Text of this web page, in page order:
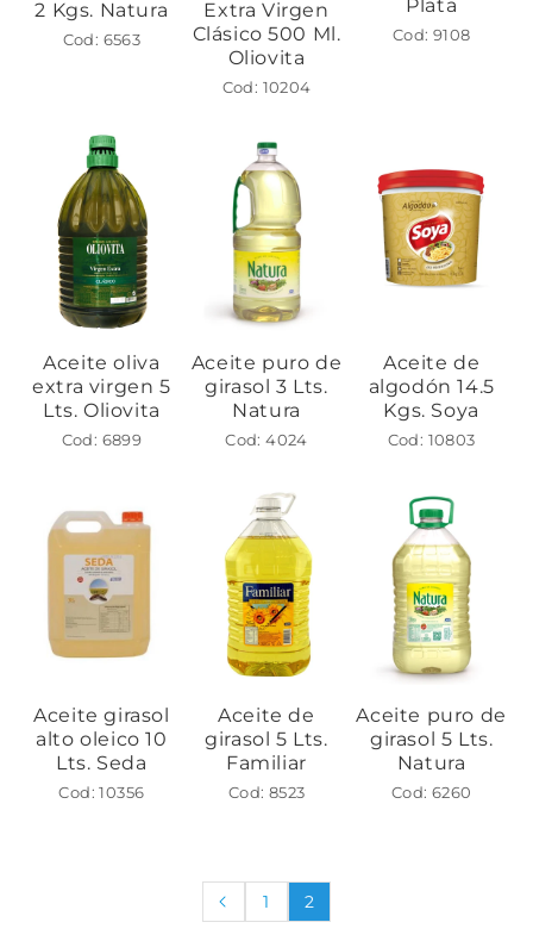
2 Kgs. Natura
Cod: 6563
Extra Virgen
Clásico 500 Ml.
Oliovita
Cod: 10204
Plata
Cod: 9108
Aceite oliva
extra virgen 5
Lts. Oliovita
Cod: 6899
Aceite puro de
girasol 3 Lts.
Natura
Cod: 4024
Aceite de
algodón 14.5
Kgs. Soya
Cod: 10803
Aceite girasol
alto oleico 10
Lts. Seda
Cod: 10356
Aceite de
girasol 5 Lts.
Familiar
Cod: 8523
Aceite puro de
girasol 5 Lts.
Natura
Cod: 6260
1 2